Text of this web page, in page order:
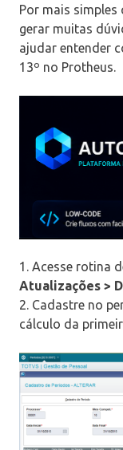
Por mais simples
gerar muitas
ajudar entender
13º no Protheus.
1. Acesse rotina
Atualizações >
2. Cadastre no
cálculo da